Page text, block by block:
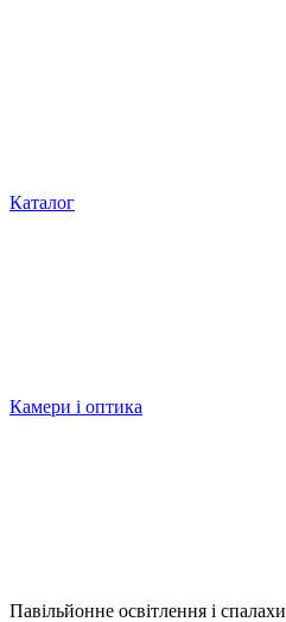
Каталог
Камери і оптика
Павільйонне освітлення і спалахи